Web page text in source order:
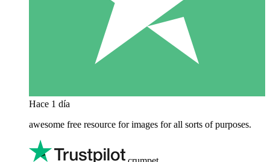
Hace 1 día
awesome free resource for images for all sorts of purposes.